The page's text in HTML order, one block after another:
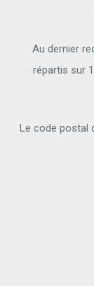
Au dernier
répartis sur
Le code postal